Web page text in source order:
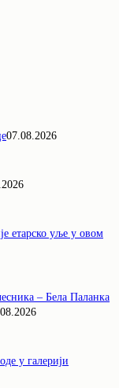
07.08.2026
етарско уље у овом
– Бела Паланка
у галерији